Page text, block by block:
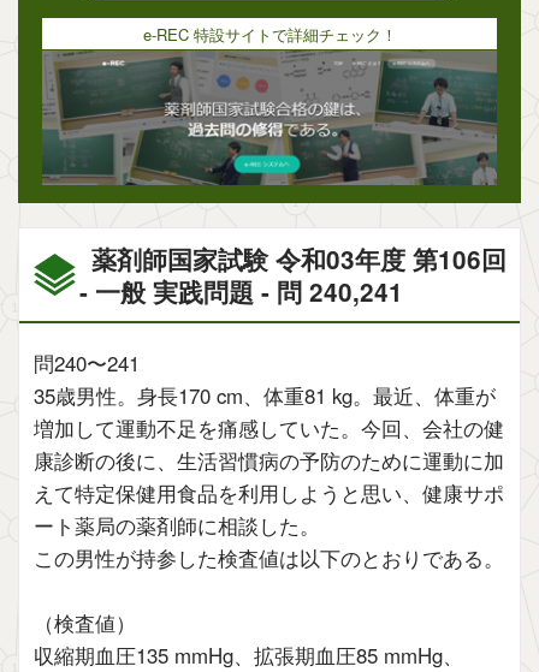
薬剤師国家試験 令和03年度 第106回
- 一般 実践問題 - 問 240,241
問240〜241
35歳男性。身長170 cm、体重81 kg。最近、体重が
増加して運動不足を痛感していた。今回、会社の健
康診断の後に、生活習慣病の予防のために運動に加
えて特定保健用食品を利用しようと思い、健康サポ
ート薬局の薬剤師に相談した。
この男性が持参した検査値は以下のとおりである。
（検査値）
収縮期血圧135 mmHg、拡張期血圧85 mmHg、
e-REC 特設サイトで詳細チェック！